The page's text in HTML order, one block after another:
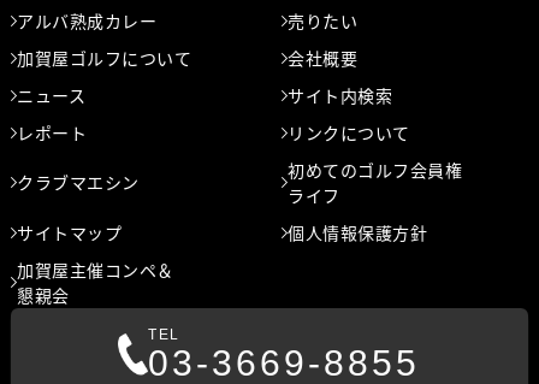
アルバ熟成カレー
売りたい
加賀屋ゴルフについて
会社概要
ニュース
サイト内検索
レポート
リンクについて
クラブマエシン
初めてのゴルフ会員権
ライフ
サイトマップ
個人情報保護方針
加賀屋主催コンペ＆
懇親会
TEL
03-3669-8855